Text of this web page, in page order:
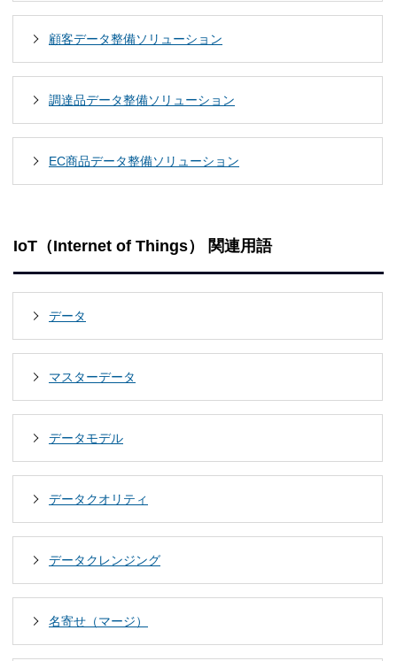
顧客データ整備ソリューション
調達品データ整備ソリューション
EC商品データ整備ソリューション
IoT（Internet of Things） 関連用語
データ
マスターデータ
データモデル
データクオリティ
データクレンジング
名寄せ（マージ）